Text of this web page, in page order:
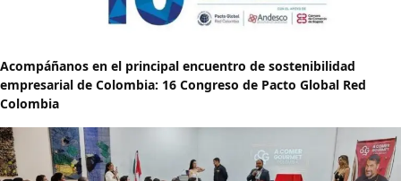
Acompáñanos en el principal encuentro de sostenibilidad
empresarial de Colombia: 16 Congreso de Pacto Global Red
Colombia